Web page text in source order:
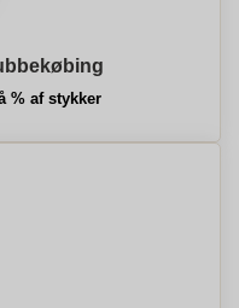
% af stykker